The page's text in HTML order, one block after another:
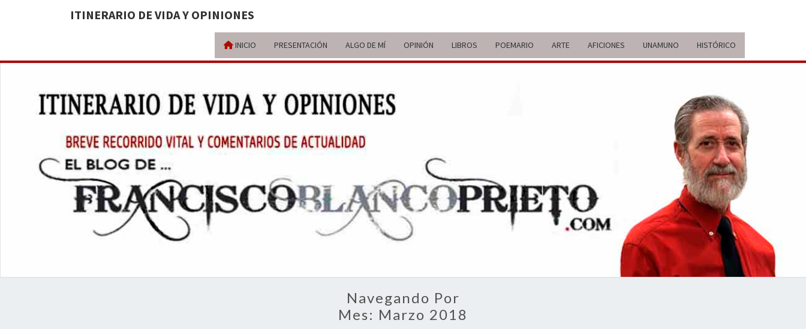
ITINERARIO DE VIDA Y OPINIONES
INICIO PRESENTACIÓN ALGO DE MÍ OPINIÓN LIBROS POEMARIO ARTE AFICIONES UNAMUNO HISTÓRICO
ITINERARIO
DE VIDA Y
OPINIONES
BREVE
RECORRIDO
VITAL Y
COMENTARIOS
ACTUALIDAD
Navegando Por
Mes: Marzo 2018